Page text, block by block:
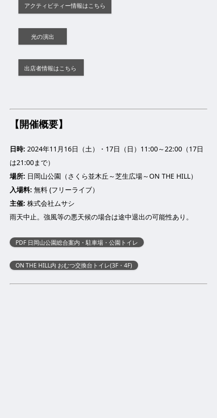
アクティビティー情報はこちら
光の演出
出店者情報はこちら
【開催概要】
日時: 2024年11月16日（土）・17日（日）11:00～22:00（17日
は21:00まで）
場所: 日岡山公園（さくら並木丘～芝生広場～ON THE HILL）
入場料: 無料 (フリーライブ）
主催: 株式会社ムサシ
雨天中止。強風等の悪天候の場合は途中退出の可能性あり。
PDF 日岡山公園総合案内・駐車場・公園トイレ
ON THE HILL内 おむつ交換台トイレ(3F・4F)